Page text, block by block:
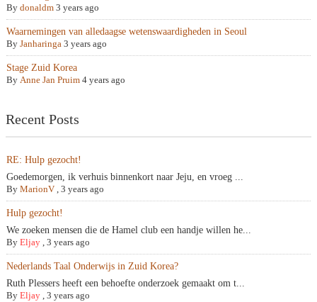
By donaldm 3 years ago
Waarnemingen van alledaagse wetenswaardigheden in Seoul
By Janharinga 3 years ago
Stage Zuid Korea
By Anne Jan Pruim 4 years ago
Recent Posts
RE: Hulp gezocht!
Goedemorgen, ik verhuis binnenkort naar Jeju, en vroeg ...
By MarionV , 3 years ago
Hulp gezocht!
We zoeken mensen die de Hamel club een handje willen he...
By Eljay , 3 years ago
Nederlands Taal Onderwijs in Zuid Korea?
Ruth Plessers heeft een behoefte onderzoek gemaakt om t...
By Eljay , 3 years ago